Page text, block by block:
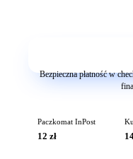
Bezpieczna płatność w
Paczkomat InPost
12 zł